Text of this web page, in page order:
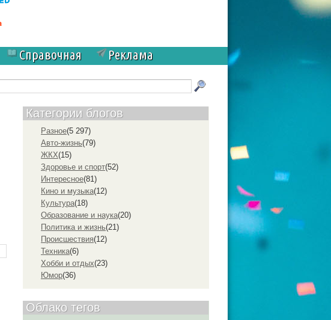
Справочная
Реклама
Категории блогов
Разное(5 297)
Авто-жизнь(79)
ЖКХ(15)
Здоровье и спорт(52)
Интересное(81)
Кино и музыка(12)
Культура(18)
Образование и наука(20)
Политика и жизнь(21)
Проиcшествия(12)
Техника(6)
Хобби и отдых(23)
Юмор(36)
Облако тегов